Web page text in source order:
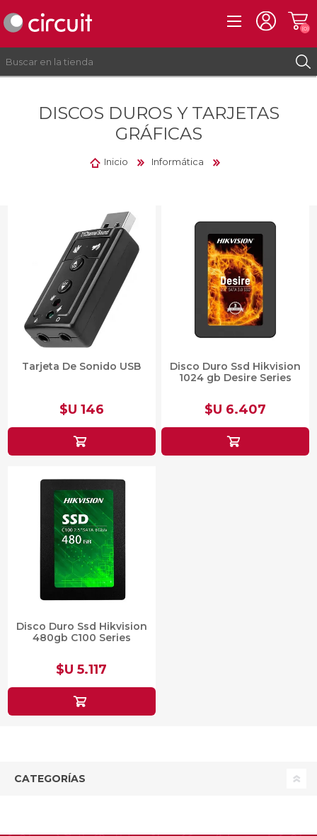
REGISTRO
(0)
DISCOS DUROS Y TARJETAS
GRÁFICAS
Inicio Informática
Tarjeta De Sonido USB
$U 146
Disco Duro Ssd Hikvision
1024 gb Desire Series
$U 6.407
Disco Duro Ssd Hikvision
480gb C100 Series
$U 5.117
CATEGORÍAS